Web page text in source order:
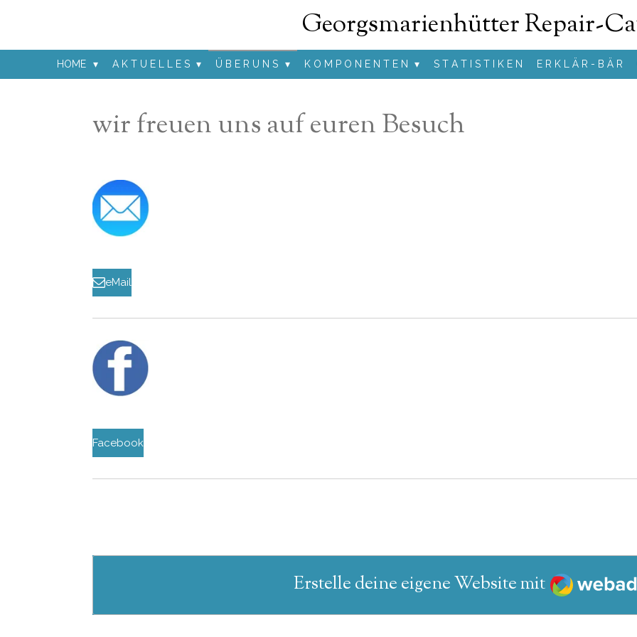
Georgsmarienhütter Repair-
HOME A K T U E L L E S Ü B E R U N S K O M P O N E N T E N S T A T I S T I K E N E R K L Ä R - B Ä R
wir freuen uns auf euren Besuch
eMail
Facebook
Erstelle deine eigene Website mit Webador